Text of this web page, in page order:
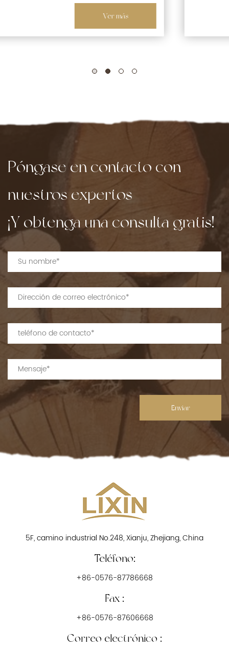
Póngase en contacto con
nuestros expertos
¡Y obtenga una consulta gratis!
Enviar
5F, camino industrial No.248, Xianju, Zhejiang, China
Teléfono:
+86-0576-87786668
Fax :
+86-0576-87606668
Correo electrónico :